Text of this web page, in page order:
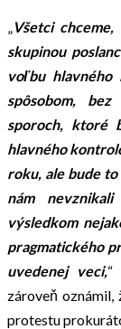
„Všetci
skupinou
voľbu
spôsobom,
sporoch, ktoré
hlavného
roku, ale bude
nám
výsledkom
pragmatického
uvedenej veci,“
zároveň oznámil,
protestu